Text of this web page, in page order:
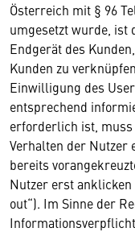
Österreich mit § 96
umgesetzt wurde, ist
Endgerät des
Kunden zu
Einwilligung des
entsprechend
erforderlich ist,
Verhalten der Nutzer
bereits
Nutzer erst
out“). Im Sinne der